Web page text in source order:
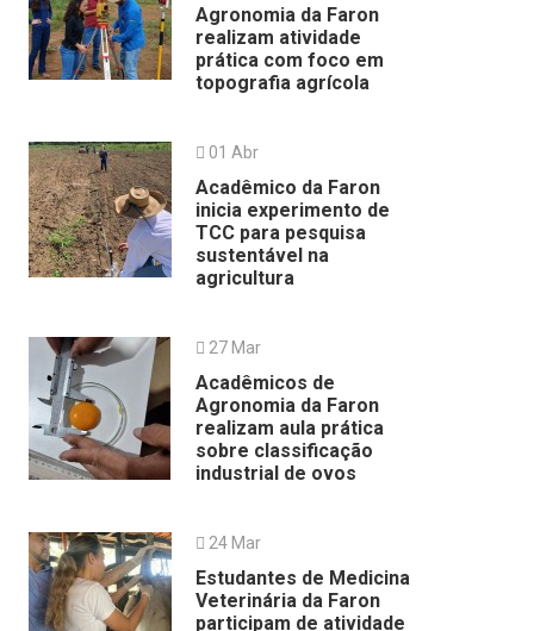
Agronomia da Faron
realizam atividade
prática com foco em
topografia agrícola
01 Abr
Acadêmico da Faron
inicia experimento de
TCC para pesquisa
sustentável na
agricultura
27 Mar
Acadêmicos de
Agronomia da Faron
realizam aula prática
sobre classificação
industrial de ovos
24 Mar
Estudantes de Medicina
Veterinária da Faron
participam de atividade